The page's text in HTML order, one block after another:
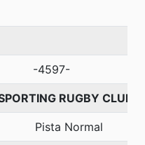
-4597-
RUGBY CLUB,
Pista Normal